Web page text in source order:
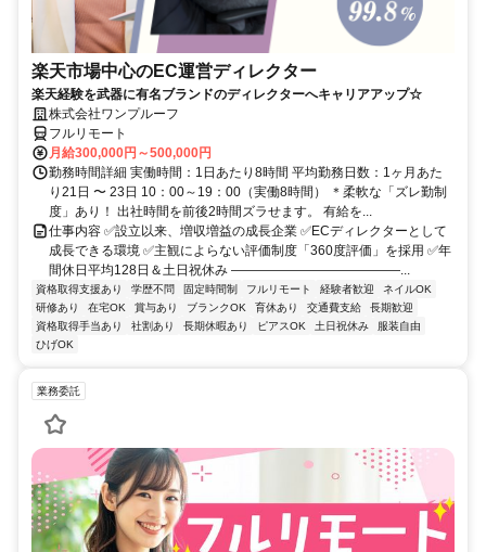
楽天市場中心のEC運営ディレクター
楽天経験を武器に有名ブランドのディレクターへキャリアアップ☆
株式会社ワンプルーフ
フルリモート
月給300,000円～500,000円
勤務時間詳細 実働時間：1日あたり8時間 平均勤務日数：1ヶ月あた
り21日 〜 23日 10：00～19：00（実働8時間） ＊柔軟な「ズレ勤制
度」あり！ 出社時間を前後2時間ズラせます。 有給を...
仕事内容 ✅設立以来、増収増益の成長企業 ✅ECディレクターとして
成長できる環境 ✅主観によらない評価制度「360度評価」を採用 ✅年
間休日平均128日＆土日祝休み ―――――――――――――...
資格取得支援あり 学歴不問 固定時間制 フルリモート 経験者歓迎
ネイルOK
研修あり
在宅OK 賞与あり ブランクOK 育休あり 交通費支給
長期歓迎
資格取得手当あり
社割あり 長期休暇あり ピアスOK 土日祝休み
服装自由
ひげOK
業務委託